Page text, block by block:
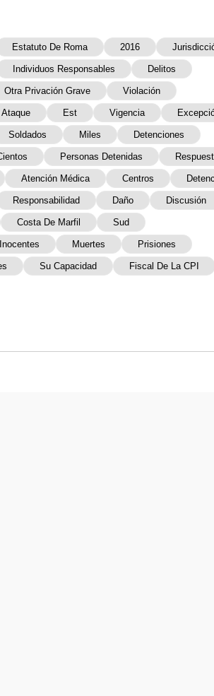
Estatuto De Roma 2016
Individuos Responsables Delitos
Otra Privación Grave Violación
Ataque Est Vigencia
Soldados Miles Detenciones
Personas Detenidas
Atención Médica Centros
Responsabilidad Daño Discusión
Costa De Marfil Sud
Muertes Prisiones
Su Capacidad Fiscal De La CPI